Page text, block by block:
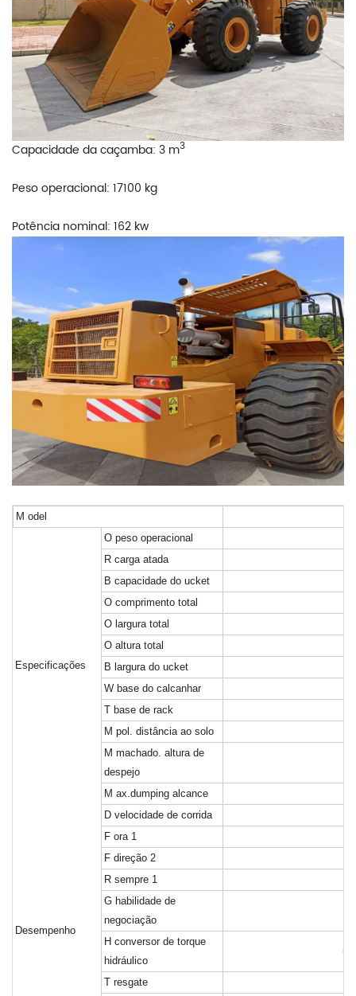
Capacidade da caçamba: 3 m3
Peso operacional: 17100 kg
Potência nominal: 162 kw
M odel
Especificações
Opeso operacional
Rcarga atada
B capacidade do ucket
Ocomprimento total
Olargura total
Oaltura total
B largura do ucket
Wbase do calcanhar
Tbase de rack
M pol. distância ao solo
M machado. altura de
despejo
M ax.dumping alcance
Desempenho
Dvelocidade de corrida
Fora 1
Fdireção 2
Rsempre 1
Ghabilidade de
negociação
H conversor de torque
hidráulico
Tresgate